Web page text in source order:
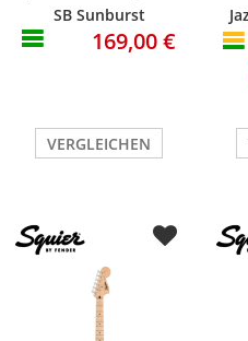
SB Sunburst
169,00 €
VERGLEICHEN